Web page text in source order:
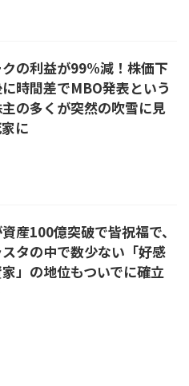
の利益が99%減！株価下
時間差でMBO発表という
の多くが突然の吹雪に見
に
産100億突破で皆祝福で、
タの中で数少ない「好感
」の地位もついでに確立